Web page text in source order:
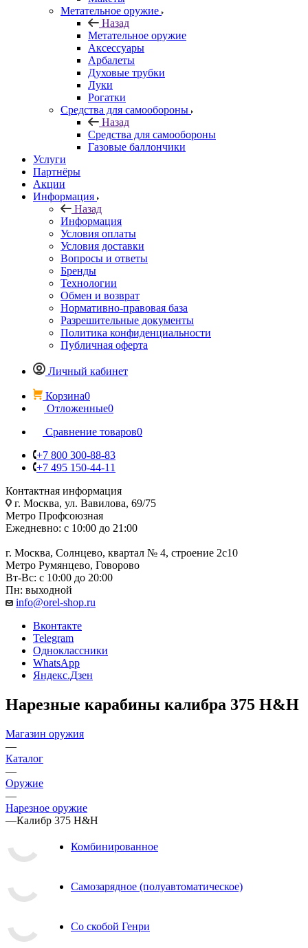
Метательное оружие
Назад
Метательное оружие
Аксессуары
Арбалеты
Духовые трубки
Луки
Рогатки
Средства для самообороны
Назад
Средства для самообороны
Газовые баллончики
Услуги
Партнёры
Акции
Информация
Назад
Информация
Условия оплаты
Условия доставки
Вопросы и ответы
Бренды
Технологии
Обмен и возврат
Нормативно-правовая база
Разрешительные документы
Политика конфиденциальности
Публичная оферта
Личный кабинет
Корзина0
Отложенные0
Сравнение товаров0
+7 800 300-88-83
+7 495 150-44-11
Контактная информация
г. Москва, ул. Вавилова, 69/75
Метро Профсоюзная
Ежедневно: с 10:00 до 21:00
г. Москва, Солнцево, квартал № 4, строение 2с10
Метро Румянцево, Говорово
Вт-Вс: с 10:00 до 20:00
Пн: выходной
info@orel-shop.ru
Вконтакте
Telegram
Одноклассники
WhatsApp
Яндекс.Дзен
Нарезные карабины калибра 375 H&H
Магазин оружия
—
Каталог
—
Оружие
—
Нарезное оружие
—Калибр 375 H&H
Комбинированное
Самозарядное (полуавтоматическое)
Со скобой Генри